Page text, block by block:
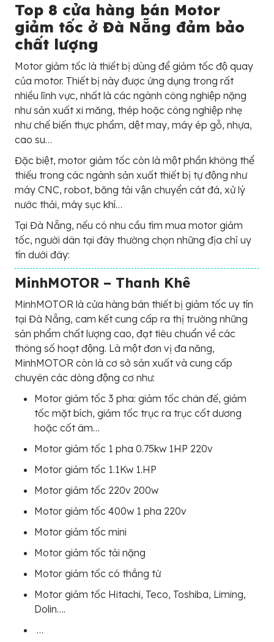
Top 8 cửa hàng bán Motor
giảm tốc ở Đà Nẵng đảm bảo
chất lượng
Motor giảm tốc là thiết bị dùng để giảm tốc độ quay
của motor. Thiết bị này được ứng dụng trong rất
nhiều lĩnh vực, nhất là các ngành công nghiệp nặng
như sản xuất xi măng, thép hoặc công nghiệp nhẹ
như chế biến thực phẩm, dệt may, máy ép gỗ, nhựa,
cao su…
Đặc biệt, motor giảm tốc còn là một phần không thể
thiếu trong các ngành sản xuất thiết bị tự động như
máy CNC, robot, băng tải vận chuyển cát đá, xử lý
nước thải, máy sục khí…
Tại Đà Nẵng, nếu có nhu cầu tìm mua motor giảm
tốc, người dân tại đây thường chọn những địa chỉ uy
tín dưới đây:
MinhMOTOR – Thanh Khê
MinhMOTOR là cửa hàng bán thiết bị giảm tốc uy tín
tại Đà Nẵng, cam kết cung cấp ra thị trường những
sản phẩm chất lượng cao, đạt tiêu chuẩn về các
thông số hoạt động. Là một đơn vị đa năng,
MinhMOTOR còn là cơ sở sản xuất và cung cấp
chuyên các dòng động cơ như:
Motor giảm tốc 3 pha: giảm tốc chân đế, giảm
tốc mặt bích, giảm tốc trục ra trục cốt dương
hoặc cốt âm…
Motor giảm tốc 1 pha 0.75kw 1HP 220v
Motor giảm tốc 1.1Kw 1.HP
Motor giảm tốc 220v 200w
Motor giảm tốc 400w 1 pha 220v
Motor giảm tốc mini
Motor giảm tốc tải nặng
Motor giảm tốc có thắng từ
Motor giảm tốc Hitachi, Teco, Toshiba, Liming,
Dolin….
…